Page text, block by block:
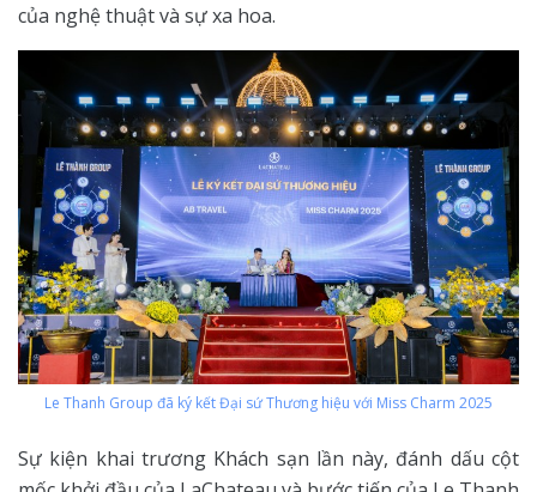
của nghệ thuật và sự xa hoa.
Le Thanh Group đã ký kết Đại sứ Thương hiệu với Miss Charm 2025
Sự kiện khai trương Khách sạn lần này, đánh dấu cột